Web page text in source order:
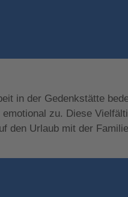
in der Gedenkstätte
zu. Diese
den Urlaub mit der